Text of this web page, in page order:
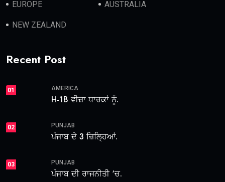
EUROPE AUSTRALIA
NEW ZEALAND
Recent Post
01 AMERICA
H-1B ਵੀਜ਼ਾ ਧਾਰਕਾਂ ਨੂੰ.
02 PUNJAB
ਪੰਜਾਬ ਦੇ 3 ਜ਼ਿਲ੍ਹਿਆਂ.
03 PUNJAB
ਪੰਜਾਬ ਦੀ ਰਾਜਨੀਤੀ ‘ਚ.